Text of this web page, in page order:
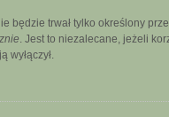
będzie trwał tylko określony
. Jest to niezalecane, jeżeli
wyłączył.